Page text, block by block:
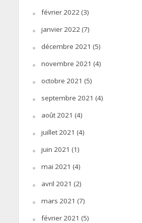
février 2022(3)
janvier 2022(7)
décembre 2021 (5)
novembre 2021 (4)
octobre 2021 (5)
septembre 2021 (4)
août 2021 (4)
juillet 2021 (4)
juin 2021 (1)
mai 2021 (4)
avril 2021 (2)
mars 2021 (7)
février 2021 (5)